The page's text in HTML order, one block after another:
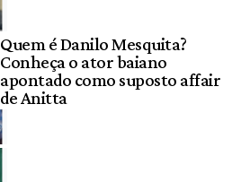
Quem é Danilo Mesquita?
Conheça o ator baiano
apontado como suposto affair
de Anitta